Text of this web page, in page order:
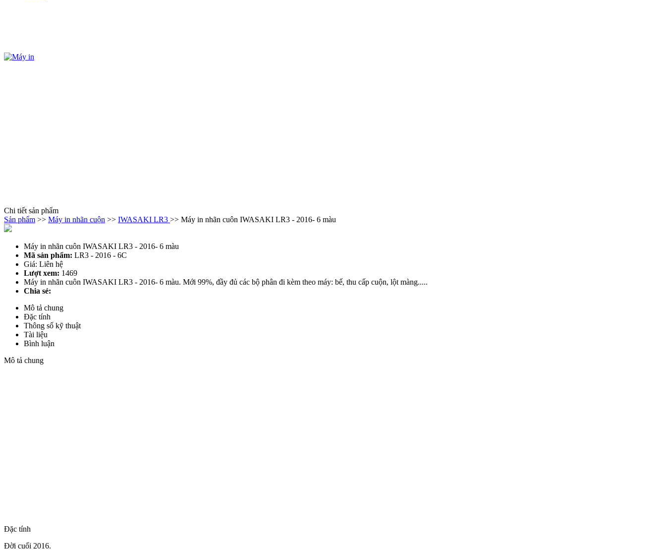
Chi tiết sản phẩm
Sản phẩm >> Máy in nhãn cuộn >> IWASAKI LR3 >> Máy in nhãn cuôn IWASAKI LR3 - 2016- 6 màu
Máy in nhãn cuôn IWASAKI LR3 - 2016- 6 màu
Mã sản phẩm: LR3 - 2016 - 6C
Giá: Liên hệ
Lượt xem: 1469
Máy in nhãn cuôn IWASAKI LR3 - 2016- 6 màu. Mới 99%, đầy đủ các bộ phân đi kèm theo máy: bế, thu cấp cuộn, lột màng.....
Chia sẻ:
Mô tả chung
Đặc tính
Thông số kỹ thuật
Tài liệu
Bình luận
Mô tả chung
Đặc tính
Đời cuối 2016.